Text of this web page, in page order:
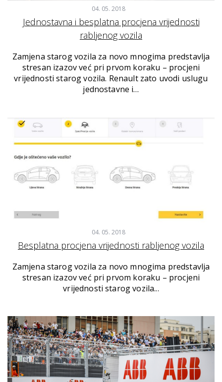
04. 05. 2018
Jednostavna i besplatna procjena vrijednosti
rabljenog vozila
Zamjena starog vozila za novo mnogima predstavlja
stresan izazov već pri prvom koraku – procjeni
vrijednosti starog vozila. Renault zato uvodi uslugu
jednostavne i…
04. 05. 2018
Besplatna procjena vrijednosti rabljenog vozila
Zamjena starog vozila za novo mnogima predstavlja
stresan izazov već pri prvom koraku – procjeni
vrijednosti starog vozila...